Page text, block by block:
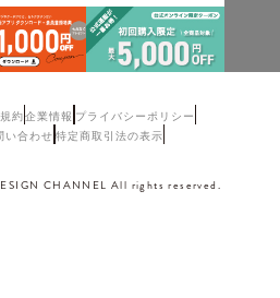
約企業情報 プライバシーポリシー
い合わせ 特定商取引法の表示
CHANNEL All rights reserved.